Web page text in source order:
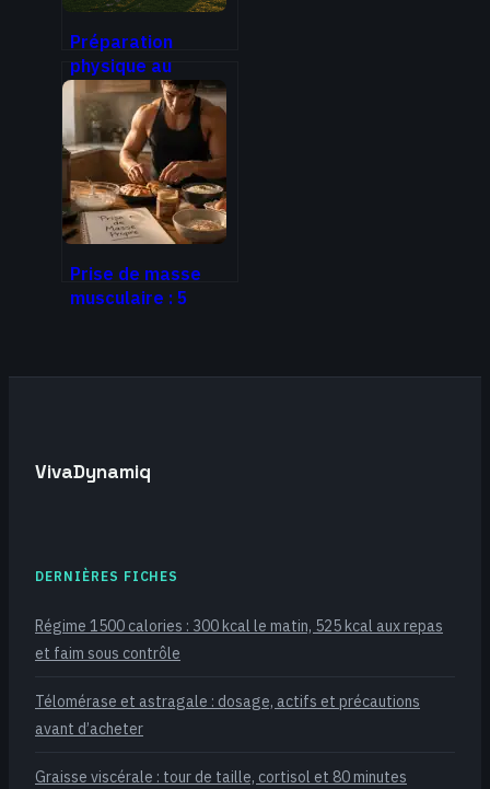
Préparation
physique au
football : divisez
par 3 le risque de
blessures avec
une planification
adaptée
Prise de masse
musculaire : 5
VivaDynamiq
DERNIÈRES FICHES
Régime 1500 calories : 300 kcal le matin, 525 kcal aux repas
et faim sous contrôle
Télomérase et astragale : dosage, actifs et précautions
avant d’acheter
Graisse viscérale : tour de taille, cortisol et 80 minutes